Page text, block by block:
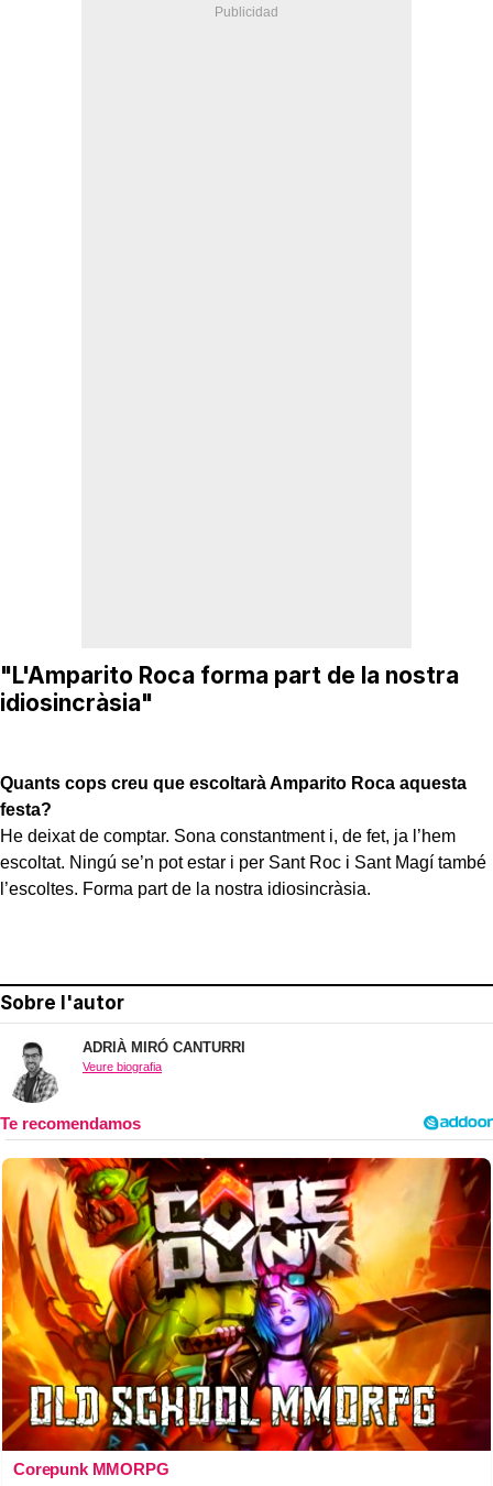
"L'Amparito Roca forma part de la nostra
idiosincràsia"
Quants cops creu que escoltarà Amparito Roca aquesta
festa?
He deixat de comptar. Sona constantment i, de fet, ja l’hem
escoltat. Ningú se’n pot estar i per Sant Roc i Sant Magí també
l’escoltes. Forma part de la nostra idiosincràsia.
Sobre l'autor
ADRIÀ MIRÓ CANTURRI
Veure biografia
Corepunk MMORPG